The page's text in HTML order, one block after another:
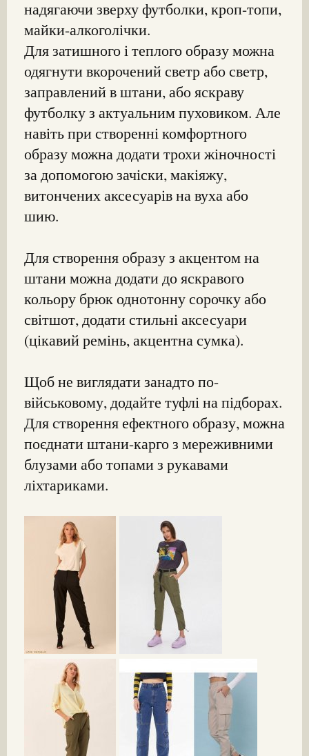
надягаючи зверху футболки, кроп-топи,
майки-алкоголічки.
Для затишного і теплого образу можна
одягнути вкорочений светр або светр,
заправлений в штани, або яскраву
футболку з актуальним пуховиком. Але
навіть при створенні комфортного
образу можна додати трохи жіночності
за допомогою зачіски, макіяжу,
витончених аксесуарів на вуха або
шию.
Для створення образу з акцентом на
штани можна додати до яскравого
кольору брюк однотонну сорочку або
світшот, додати стильні аксесуари
(цікавий ремінь, акцентна сумка).
Щоб не виглядати занадто по-
військовому, додайте туфлі на підборах.
Для створення ефектного образу, можна
поєднати штани-карго з мереживними
блузами або топами з рукавами
ліхтариками.